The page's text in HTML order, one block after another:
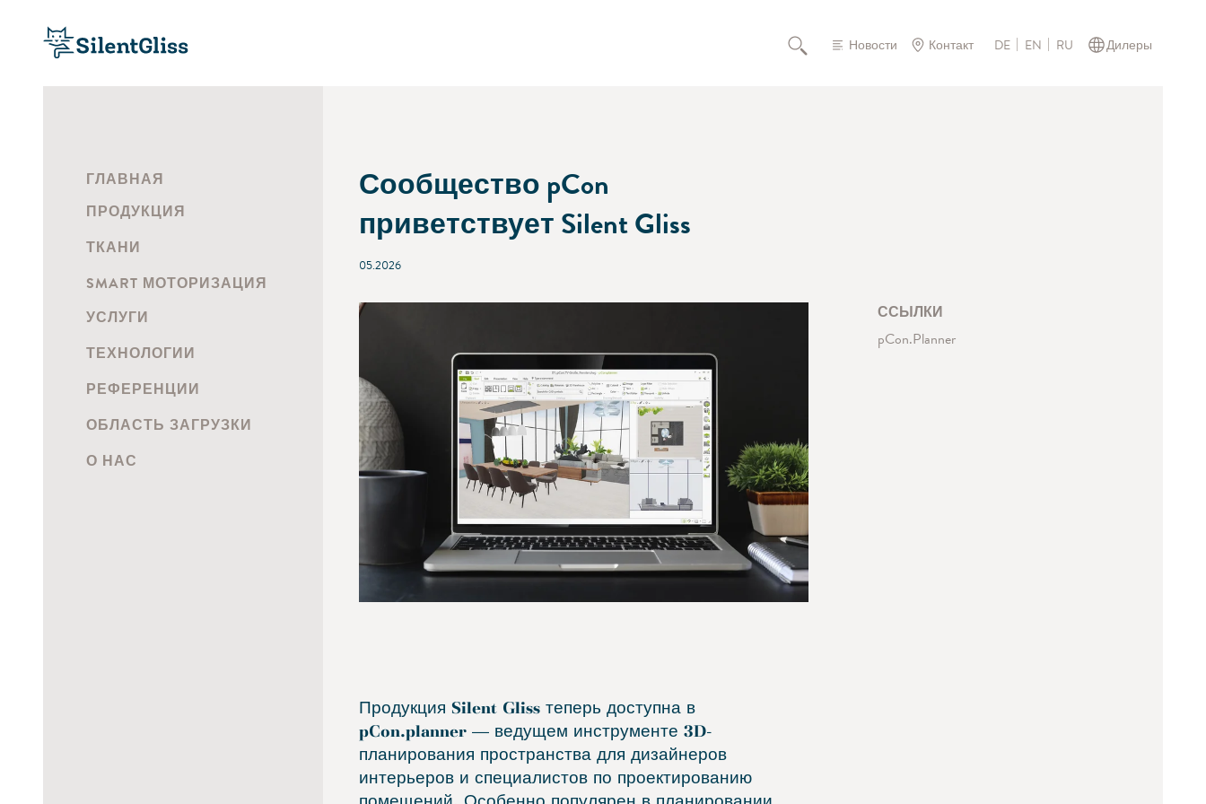
Новости Контакт DE EN RU Дилеры
ГЛАВНАЯ
ПРОДУКЦИЯ
ТКАНИ
SMART МОТОРИЗАЦИЯ
УСЛУГИ
ТЕХНОЛОГИИ
РЕФЕРЕНЦИИ
ОБЛАСТЬ ЗАГРУЗКИ
О НАС
Сообщество pCon
приветствует Silent Gliss
05.2026
ССЫЛКИ
pCon.Planner
Продукция Silent Gliss теперь доступна в
pCon.planner — ведущем инструменте 3D-
планирования пространства для дизайнеров
интерьеров и специалистов по проектированию